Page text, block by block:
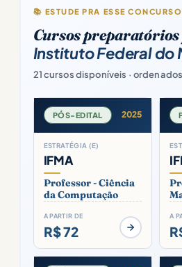
📚 ESTUDE PRA ESSE CONCURSO
Cursos
Instituto Federal do
21 cursos disponíveis ·
PÓS-EDITAL 2025
ESTRATÉGIA (E)
IFMA
Professor - Ciência
da Computação
A PARTIR DE
R$ 72
A